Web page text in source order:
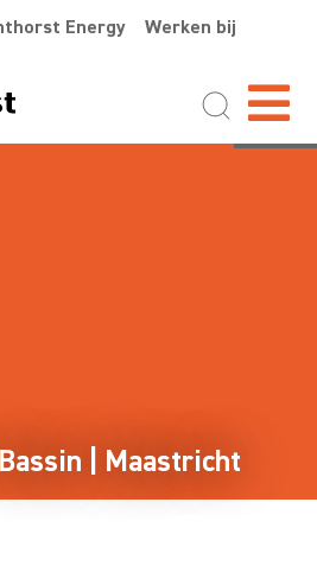
Energy Werken bij
| Maastricht